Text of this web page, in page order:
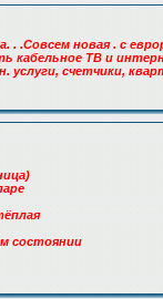
. .Совсем новая . с
ТВ и
услуги, счетчики,
состоянии